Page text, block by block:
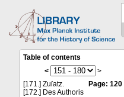
Table of contents
<
>
[171.] Zuſatz.
Page: 120
[172.] Des Authoris